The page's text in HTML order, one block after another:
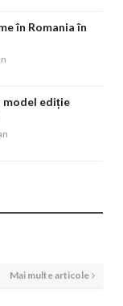
în Romania în
model ediție
Mai multe articole